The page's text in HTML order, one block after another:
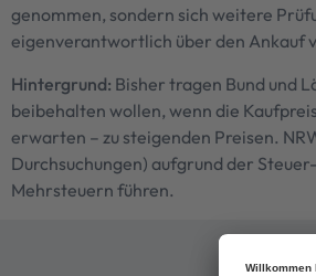
genommen, sondern sich weitere
eigenverantwortlich über den Ankauf
Hintergrund: Bisher tragen Bund und
beibehalten wollen, wenn die
erwarten – zu steigenden Preisen.
Durchsuchungen) aufgrund der
Mehrsteuern führen.